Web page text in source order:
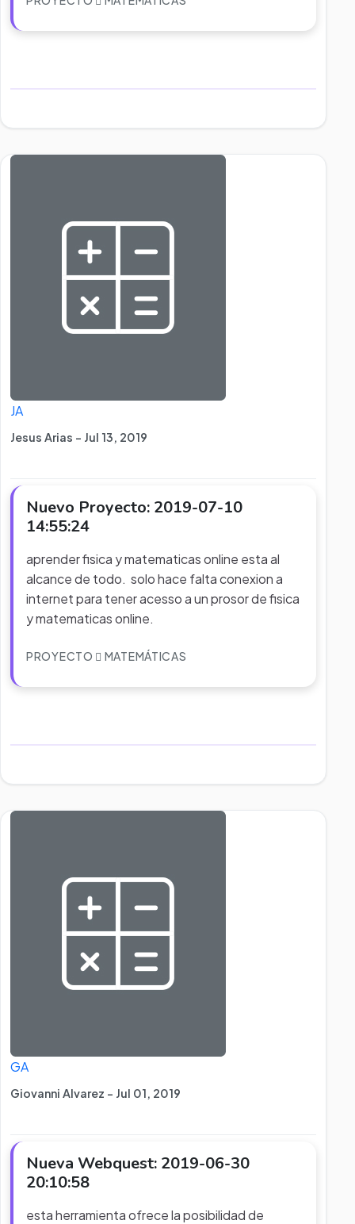
JA
Jesus Arias - Jul 13, 2019
Nuevo Proyecto: 2019-07-10
14:55:24
aprender fisica y matematicas online esta al
alcance de todo. solo hace falta conexion a
internet para tener acesso a un prosor de fisica
y matematicas online.
PROYECTO MATEMÁTICAS
GA
Giovanni Alvarez - Jul 01, 2019
Nueva Webquest: 2019-06-30
20:10:58
esta herramienta ofrece la posibilidad de